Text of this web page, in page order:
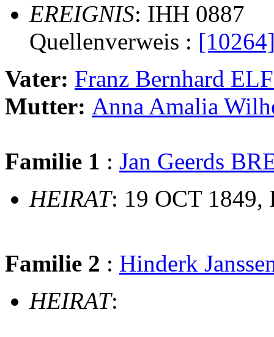
EREIGNIS: IHH 0887
Quellenverweis :
Vater: Franz Bernhard
Mutter: Anna Amalia
Familie 1 : Jan Geerds
HEIRAT: 19 OCT
Familie 2 : Hinderk
HEIRAT: